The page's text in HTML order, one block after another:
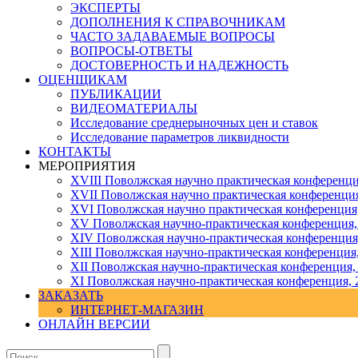
ЭКСПЕРТЫ
ДОПОЛНЕНИЯ К СПРАВОЧНИКАМ
ЧАСТО ЗАДАВАЕМЫЕ ВОПРОСЫ
ВОПРОСЫ-ОТВЕТЫ
ДОСТОВЕРНОСТЬ И НАДЕЖНОСТЬ
ОЦЕНЩИКАМ
ПУБЛИКАЦИИ
ВИДЕОМАТЕРИАЛЫ
Исследование среднерыночных цен и ставок
Исследование параметров ликвидности
КОНТАКТЫ
МЕРОПРИЯТИЯ
XVIII Поволжская научно практическая
XVII Поволжская научно практическая
XVI Поволжская научно практическая
ХV Поволжская научно-практическая
ХIV Поволжская научно-практическая
ХIII Поволжская научно-практическая
ХII Поволжская научно-практическая конференция,
XI Поволжская научно-практическая конференция,
ЗАКАЗАТЬ
ИНТЕРНЕТ-МАГАЗИН
ОНЛАЙН ВЕРСИИ